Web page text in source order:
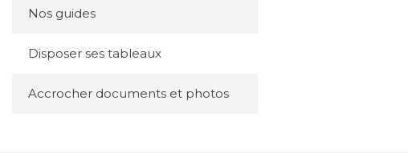
Nos guides
Disposer ses tableaux
Accrocher documents et photos